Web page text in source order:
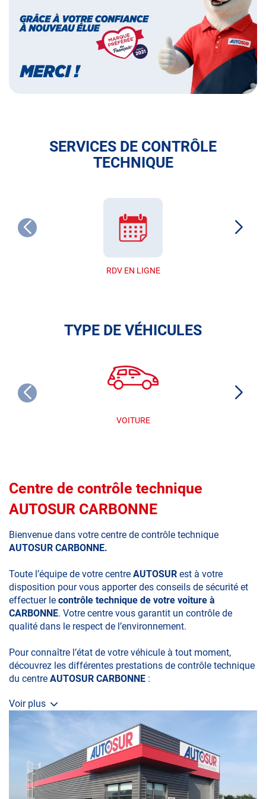
français
SERVICES DE CONTRÔLE
TECHNIQUE
RDV EN LIGNE
TYPE DE VÉHICULES
VOITURE
Centre de contrôle technique
AUTOSUR CARBONNE
Bienvenue dans votre centre de contrôle technique
AUTOSUR CARBONNE.
Toute l’équipe de votre centre AUTOSUR est à votre
disposition pour vous apporter des conseils de sécurité et
effectuer le contrôle technique de votre voiture à
CARBONNE. Votre centre vous garantit un contrôle de
qualité dans le respect de l’environnement.
Pour connaître l’état de votre véhicule à tout moment,
découvrez les différentes prestations de contrôle technique
du centre AUTOSUR CARBONNE :
• le contrôle technique obligatoire
• le contrôle pollution
• le contrôle des véhicules hybrides ou électriques
Voir plus